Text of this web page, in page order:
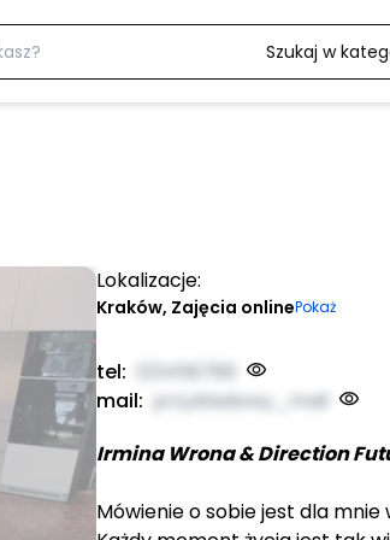
Szukaj w
Lokalizacje:
Kraków, Zajęcia onlinePokaż
tel:
123456789
mail: przykładowy_mail
Irmina Wrona & Direction
Mówienie o sobie jest dla mnie